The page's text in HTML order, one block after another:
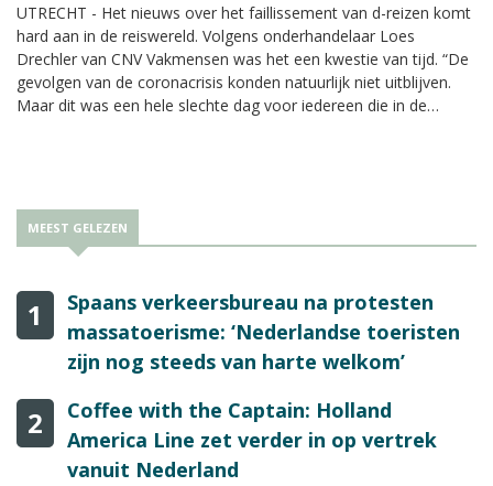
UTRECHT - Het nieuws over het faillissement van d-reizen komt
hard aan in de reiswereld. Volgens onderhandelaar Loes
Drechler van CNV Vakmensen was het een kwestie van tijd. “De
gevolgen van de coronacrisis konden natuurlijk niet uitblijven.
Maar dit was een hele slechte dag voor iedereen die in de
MEEST GELEZEN
1
Spaans verkeersbureau na protesten
massatoerisme: ‘Nederlandse toeristen
zijn nog steeds van harte welkom’
2
Coffee with the Captain: Holland
America Line zet verder in op vertrek
vanuit Nederland